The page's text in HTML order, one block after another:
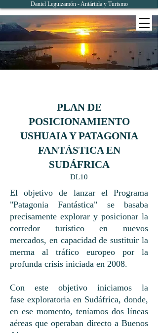
Daniel Leguizamón - Antártida y Turismo
PLAN DE
POSICIONAMIENTO
USHUAIA Y PATAGONIA
FANTÁSTICA EN
SUDÁFRICA
DL10
El objetivo de lanzar el Programa
"Patagonia Fantástica" se basaba
precisamente explorar y posicionar la
corredor turístico en nuevos
mercados, en capacidad de sustituir la
merma al tráfico europeo por la
profunda crisis iniciada en 2008.
Con este objetivo iniciamos la
fase exploratoria en Sudáfrica, donde,
en ese momento, teníamos dos líneas
aéreas que operaban directo a Buenos